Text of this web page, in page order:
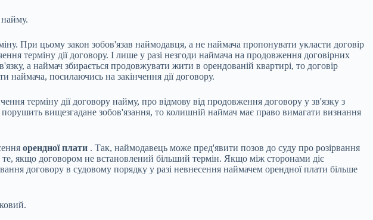
При цьому закон зобов'язав наймодавця, а не наймача пропонувати укласти договір
терміну дії договору. І лише у разі незгоди наймача на продовження договірних
а наймач збирається продовжувати жити в орендованій квартирі, то договір
посилаючись на закінчення дії договору.
терміну дії договору найму, про відмову від продовження договору у зв'язку з
вищезгадане зобов'язання, то колишній наймач має право вимагати визнання
орендної плати . Так, наймодавець може пред'явити позов до суду про розірвання
те, якщо договором не встановлений більший термін. Якщо між сторонами діє
договору в судовому порядку у разі невнесення наймачем орендної плати більше